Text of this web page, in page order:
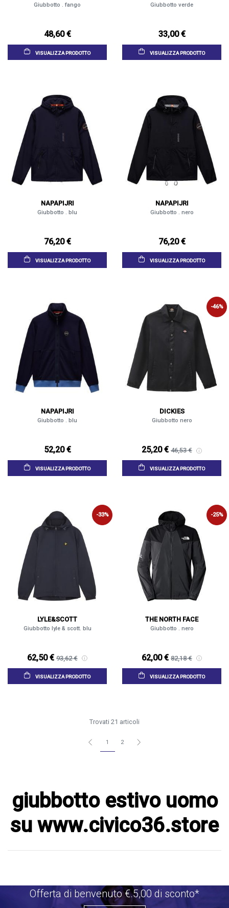
Giubbotto . fango
48,60 €
VISUALIZZA PRODOTTO
Giubbotto verde
33,00 €
VISUALIZZA PRODOTTO
NAPAPIJRI
Giubbotto . blu
76,20 €
VISUALIZZA PRODOTTO
NAPAPIJRI
Giubbotto . nero
76,20 €
VISUALIZZA PRODOTTO
NAPAPIJRI
Giubbotto . blu
52,20 €
VISUALIZZA PRODOTTO
-46%
DICKIES
Giubbotto nero
25,20 € 46,53 €
VISUALIZZA PRODOTTO
-33%
LYLE&SCOTT
Giubbotto lyle & scott. blu
62,50 € 93,62 €
VISUALIZZA PRODOTTO
-25%
THE NORTH FACE
Giubbotto . nero
62,00 € 82,18 €
VISUALIZZA PRODOTTO
Trovati 21 articoli
1 2
giubbotto estivo uomo
su www.civico36.store
Offerta di benvenuto €.5,00 di sconto*